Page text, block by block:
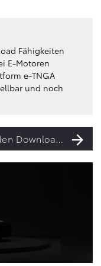
Fähigkeiten
E-Motoren
e-TNGA
und noch
Zu den Downloads